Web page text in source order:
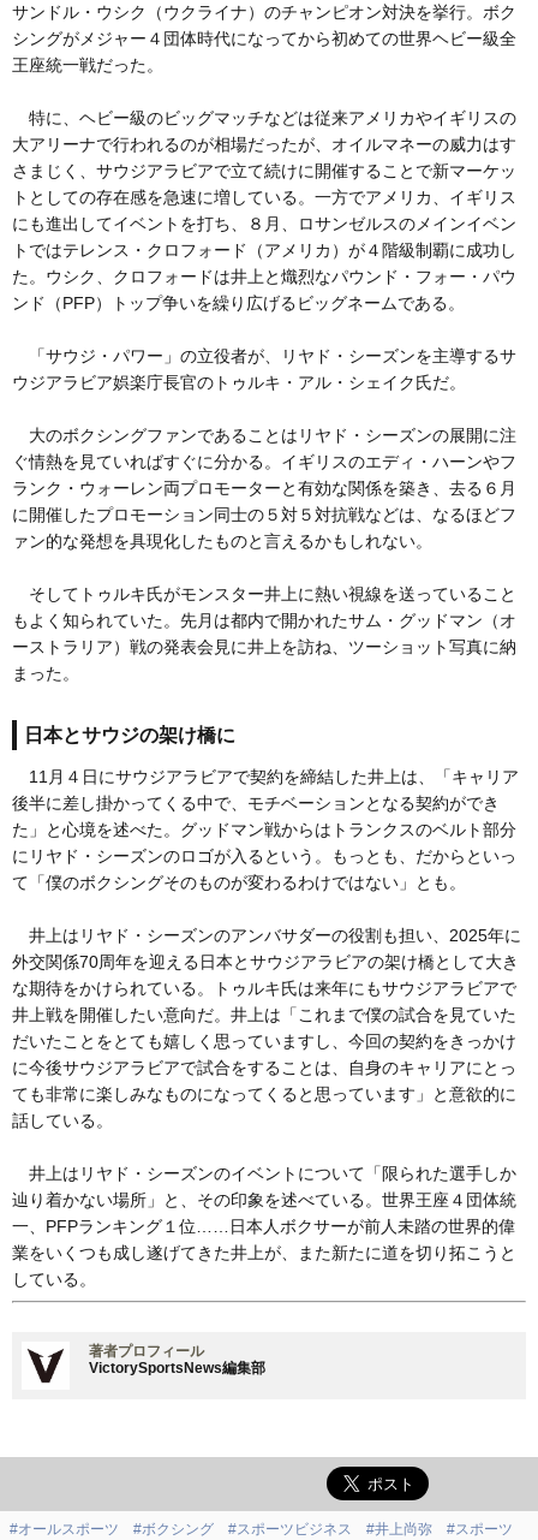
サンドル・ウシク（ウクライナ）のチャンピオン対決を挙行。ボク
シングがメジャー４団体時代になってから初めての世界ヘビー級全
王座統一戦だった。
特に、ヘビー級のビッグマッチなどは従来アメリカやイギリスの
大アリーナで行われるのが相場だったが、オイルマネーの威力はす
さまじく、サウジアラビアで立て続けに開催することで新マーケッ
トとしての存在感を急速に増している。一方でアメリカ、イギリス
にも進出してイベントを打ち、８月、ロサンゼルスのメインイベン
トではテレンス・クロフォード（アメリカ）が４階級制覇に成功し
た。ウシク、クロフォードは井上と熾烈なパウンド・フォー・パウ
ンド（PFP）トップ争いを繰り広げるビッグネームである。
「サウジ・パワー」の立役者が、リヤド・シーズンを主導するサ
ウジアラビア娯楽庁長官のトゥルキ・アル・シェイク氏だ。
大のボクシングファンであることはリヤド・シーズンの展開に注
ぐ情熱を見ていればすぐに分かる。イギリスのエディ・ハーンやフ
ランク・ウォーレン両プロモーターと有効な関係を築き、去る６月
に開催したプロモーション同士の５対５対抗戦などは、なるほどフ
ァン的な発想を具現化したものと言えるかもしれない。
そしてトゥルキ氏がモンスター井上に熱い視線を送っていること
もよく知られていた。先月は都内で開かれたサム・グッドマン（オ
ーストラリア）戦の発表会見に井上を訪ね、ツーショット写真に納
まった。
日本とサウジの架け橋に
11月４日にサウジアラビアで契約を締結した井上は、「キャリア
後半に差し掛かってくる中で、モチベーションとなる契約ができ
た」と心境を述べた。グッドマン戦からはトランクスのベルト部分
にリヤド・シーズンのロゴが入るという。もっとも、だからといっ
て「僕のボクシングそのものが変わるわけではない」とも。
井上はリヤド・シーズンのアンバサダーの役割も担い、2025年に
外交関係70周年を迎える日本とサウジアラビアの架け橋として大き
な期待をかけられている。トゥルキ氏は来年にもサウジアラビアで
井上戦を開催したい意向だ。井上は「これまで僕の試合を見ていた
だいたことをとても嬉しく思っていますし、今回の契約をきっかけ
に今後サウジアラビアで試合をすることは、自身のキャリアにとっ
ても非常に楽しみなものになってくると思っています」と意欲的に
話している。
井上はリヤド・シーズンのイベントについて「限られた選手しか
辿り着かない場所」と、その印象を述べている。世界王座４団体統
一、PFPランキング１位……日本人ボクサーが前人未踏の世界的偉
業をいくつも成し遂げてきた井上が、また新たに道を切り拓こうと
している。
著者プロフィール
VictorySportsNews編集部
#オールスポーツ #ボクシング #スポーツビジネス #井上尚弥 #スポーツ